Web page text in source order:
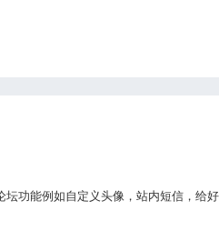
功能例如自定义头像，站内短信，给